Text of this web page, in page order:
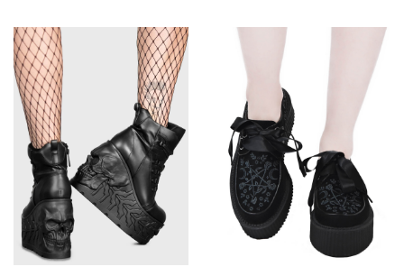
produkten
varianter.
olika
alternativen
kan
väljas
på
produktsidan